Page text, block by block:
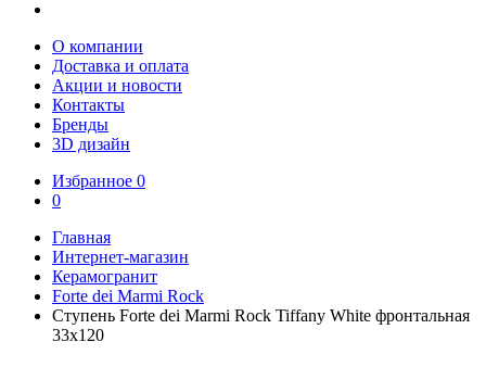
О компании
Доставка и оплата
Акции и новости
Контакты
Бренды
3D дизайн
Избранное 0
0
Главная
Интернет-магазин
Керамогранит
Forte dei Marmi Rock
Ступень Forte dei Marmi Rock Tiffany White фронтальная
33x120